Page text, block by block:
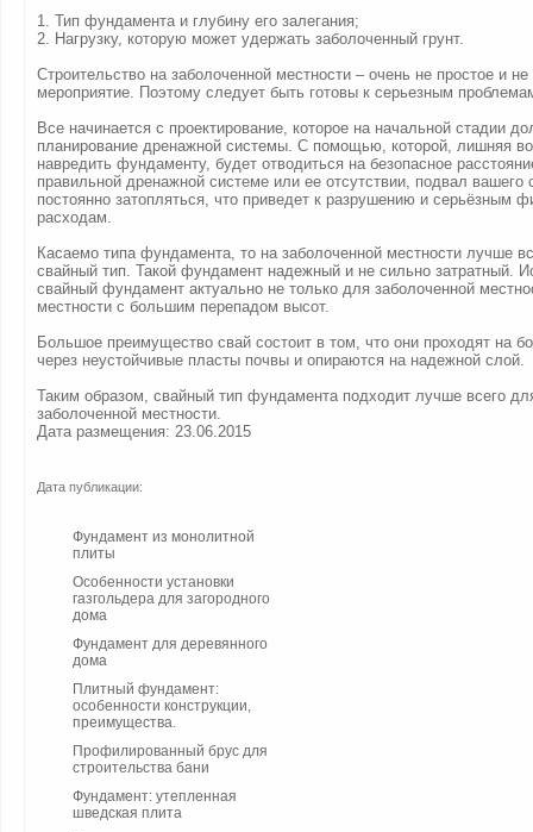
1. Тип фундамента и глубину его залегания;
2. Нагрузку, которую может удержать заболоченный грунт.
Строительство на заболоченной местности – очень не простое и
мероприятие. Поэтому следует быть готовы к серьезным
Все начинается с проектирование, которое на начальной стадии
планирование дренажной системы. С помощью, которой, лишняя
навредить фундаменту, будет отводиться на безопасное
правильной дренажной системе или ее отсутствии, подвал вашего
постоянно затопляться, что приведет к разрушению и серьёзным
расходам.
Касаемо типа фундамента, то на заболоченной местности лучше
свайный тип. Такой фундамент надежный и не сильно затратный.
свайный фундамент актуально не только для заболоченной
местности с большим перепадом высот.
Большое преимущество свай состоит в том, что они проходят на
через неустойчивые пласты почвы и опираются на надежной слой.
Таким образом, свайный тип фундамента подходит лучше всего
заболоченной местности.
Дата размещения: 23.06.2015
Дата публикации:
Фундамент из монолитной
плиты
Особенности установки
газгольдера для загородного
дома
Фундамент для деревянного
дома
Плитный фундамент:
особенности конструкции,
преимущества.
Профилированный брус для
строительства бани
Фундамент: утепленная
шведская плита